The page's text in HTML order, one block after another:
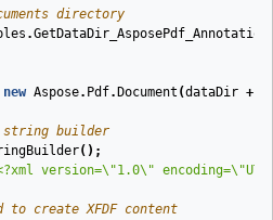
directory
.
new Aspose. Pdf. Document (dataDir +
string builder
();
version=\"1.0\"
create XFDF content